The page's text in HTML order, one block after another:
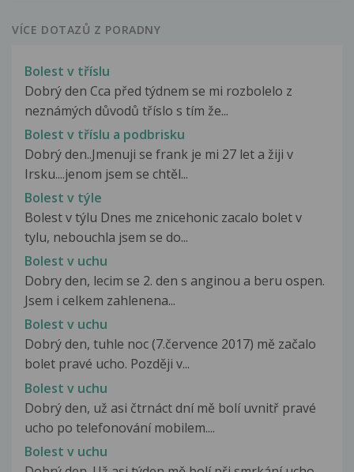
VÍCE DOTAZŮ Z PORADNY
Bolest v tříslu
Dobrý den Cca před týdnem se mi rozbolelo z
neznámých důvodů tříslo s tím že...
Bolest v tříslu a podbrisku
Dobrý den..Jmenuji se frank je mi 27 let a žiji v
Irsku....jenom jsem se chtěl...
Bolest v týle
Bolest v týlu Dnes me znicehonic zacalo bolet v
tylu, nebouchla jsem se do...
Bolest v uchu
Dobry den, lecim se 2. den s anginou a beru ospen.
Jsem i celkem zahlenena...
Bolest v uchu
Dobrý den, tuhle noc (7.července 2017) mě začalo
bolet pravé ucho. Později v...
Bolest v uchu
Dobrý den, už asi čtrnáct dní mě bolí uvnitř pravé
ucho po telefonování mobilem....
Bolest v uchu